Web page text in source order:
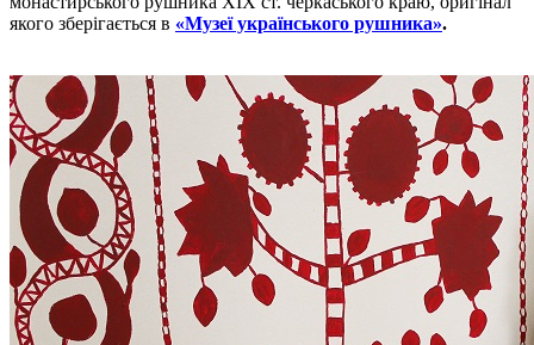
якого зберігається в «Музеї українського рушника».